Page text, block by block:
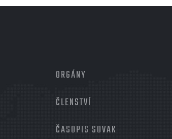
ORGÁNY
ČLENSTVÍ
ČASOPIS SOVAK